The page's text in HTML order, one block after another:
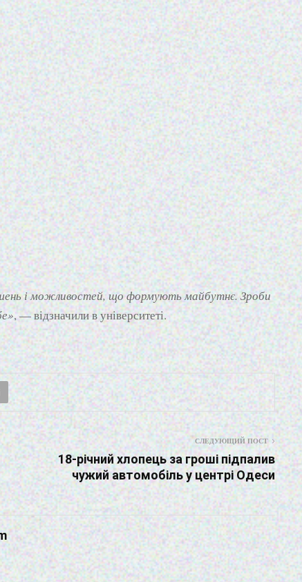
і можливостей, що формують майбутнє. Зроби
, — відзначили в університеті.
СЛЕДУЮЩИЙ ПОСТ
18-річний хлопець за гроші підпалив
чужий автомобіль у центрі Одеси